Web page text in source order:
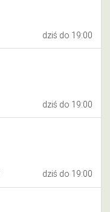
dziś do 19:00
dziś do 19:00
dziś do 19:00